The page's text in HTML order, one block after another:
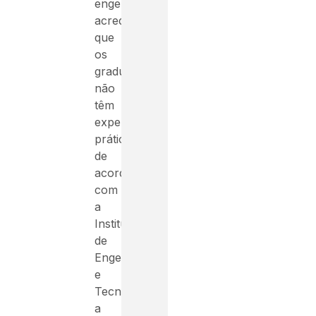
engenharia
acreditam
que
os
graduados
não
têm
experiência
prática,
de
acordo
com
a
Instituição
de
Engenharia
e
Tecnologia,
a